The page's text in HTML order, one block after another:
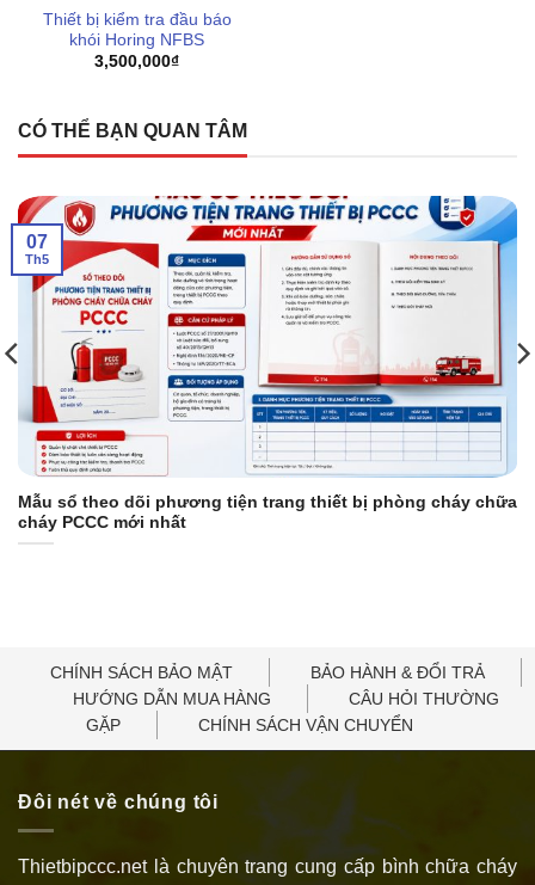
Thiết bị kiểm tra đầu báo
khói Horing NFBS
3,500,000₫
CÓ THỂ BẠN QUAN TÂM
Mẫu sổ theo dõi phương tiện trang thiết bị phòng cháy chữa
cháy PCCC mới nhất
07
Th5
CHÍNH SÁCH BẢO MẬT
BẢO HÀNH & ĐỔI TRẢ
HƯỚNG DẪN MUA HÀNG
CÂU HỎI THƯỜNG
GẶP
CHÍNH SÁCH VẬN CHUYỂN
Đôi nét về chúng tôi
Thietbipccc.net là chuyên trang cung cấp bình chữa cháy